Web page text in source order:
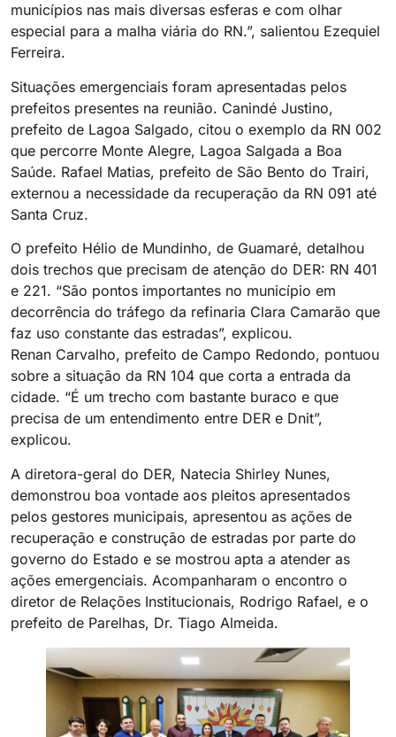
municípios nas mais diversas esferas e com olhar
especial para a malha viária do RN.”, salientou Ezequiel
Ferreira.
Situações emergenciais foram apresentadas pelos
prefeitos presentes na reunião. Canindé Justino,
prefeito de Lagoa Salgado, citou o exemplo da RN 002
que percorre Monte Alegre, Lagoa Salgada a Boa
Saúde. Rafael Matias, prefeito de São Bento do Trairi,
externou a necessidade da recuperação da RN 091 até
Santa Cruz.
O prefeito Hélio de Mundinho, de Guamaré, detalhou
dois trechos que precisam de atenção do DER: RN 401
e 221. “São pontos importantes no município em
decorrência do tráfego da refinaria Clara Camarão que
faz uso constante das estradas”, explicou.
Renan Carvalho, prefeito de Campo Redondo, pontuou
sobre a situação da RN 104 que corta a entrada da
cidade. “É um trecho com bastante buraco e que
precisa de um entendimento entre DER e Dnit”,
explicou.
A diretora-geral do DER, Natecia Shirley Nunes,
demonstrou boa vontade aos pleitos apresentados
pelos gestores municipais, apresentou as ações de
recuperação e construção de estradas por parte do
governo do Estado e se mostrou apta a atender as
ações emergenciais. Acompanharam o encontro o
diretor de Relações Institucionais, Rodrigo Rafael, e o
prefeito de Parelhas, Dr. Tiago Almeida.